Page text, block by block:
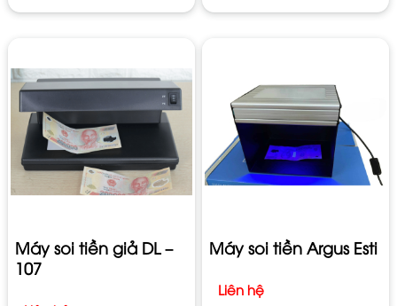
Máy soi tiền giả DL –
107
Máy soi tiền Argus Esti
Liên hệ